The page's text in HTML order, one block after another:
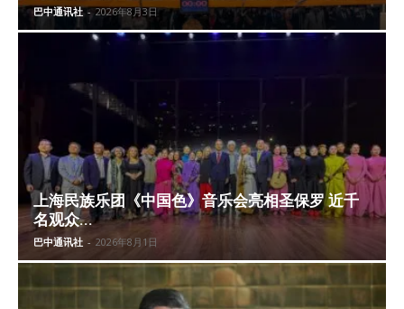
巴中通讯社 - 2026年8月3日
上海民族乐团《中国色》音乐会亮相圣保罗 近千
名观众...
巴中通讯社 - 2026年8月1日